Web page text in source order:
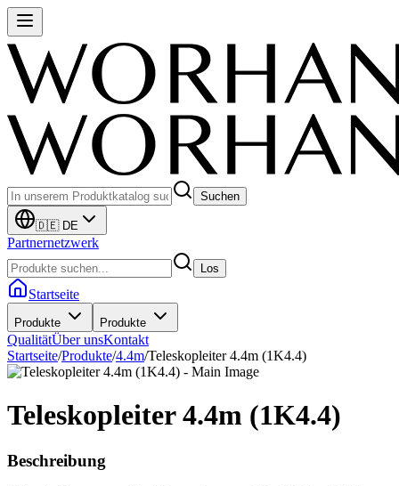
Suchen
🇩🇪 DE
Partnernetzwerk
Los
Startseite
Produkte Produkte
QualitätÜber unsKontakt
Startseite/Produkte/4.4m/Teleskopleiter 4.4m (1K4.4)
Teleskopleiter 4.4m (1K4.4)
Beschreibung